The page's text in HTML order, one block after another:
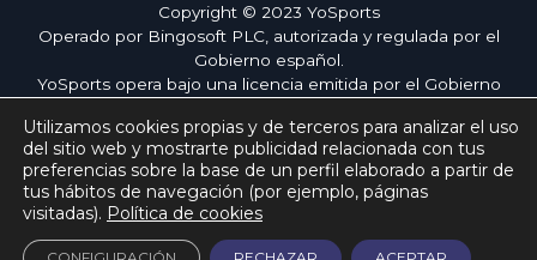
Copyright © 2023 YoSports
Operado por Bingosoft PLC, autorizada y regulada por el
Gobierno español.
YoSports opera bajo una licencia emitida por el Gobierno
seguridad y responsabilidad en los juegos online. El juego
es una forma de entretenimiento cuya finalidad es ofrecer
diversión y emoción a los jugadores en nuestra página
web. Juega con moderación siguiendo las pautas
recomendadas para el juego responsable.
Utilizamos cookies propias y de terceros para analizar el uso
del sitio web y mostrarte publicidad relacionada con tus
preferencias sobre la base de un perfil elaborado a partir de
tus hábitos de navegación (por ejemplo, páginas
visitadas). Política de cookies